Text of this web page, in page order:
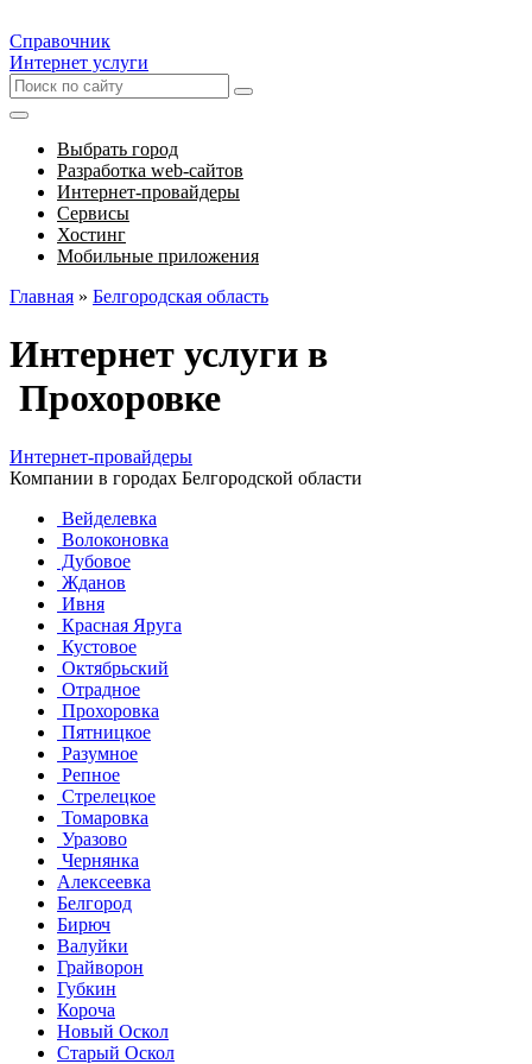
Справочник
Интернет услуги
Выбрать город
Разработка web-сайтов
Интернет-провайдеры
Сервисы
Хостинг
Мобильные приложения
Главная » Белгородская область
Интернет услуги в
Прохоровке
Интернет-провайдеры
Компании в городах Белгородской области
Вейделевка
Волоконовка
Дубовое
Жданов
Ивня
Красная Яруга
Кустовое
Октябрьский
Отрадное
Прохоровка
Пятницкое
Разумное
Репное
Стрелецкое
Томаровка
Уразово
Чернянка
Алексеевка
Белгород
Бирюч
Валуйки
Грайворон
Губкин
Короча
Новый Оскол
Старый Оскол